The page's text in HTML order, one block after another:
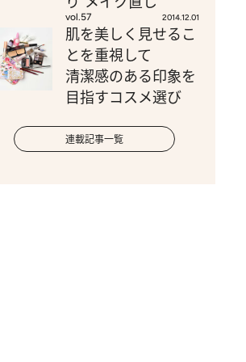
vol.57 2014.12.01
肌を美しく見せるこ
とを重視して
清潔感のある印象を
目指すコスメ選び
連載記事一覧